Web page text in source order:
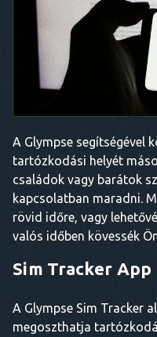
A Glympse segítségével
tartózkodási helyét
családok vagy barátok
kapcsolatban maradni.
rövid időre, vagy
valós időben kövessék
Sim Tracker
A Glympse Sim Tracker
megoszthatja